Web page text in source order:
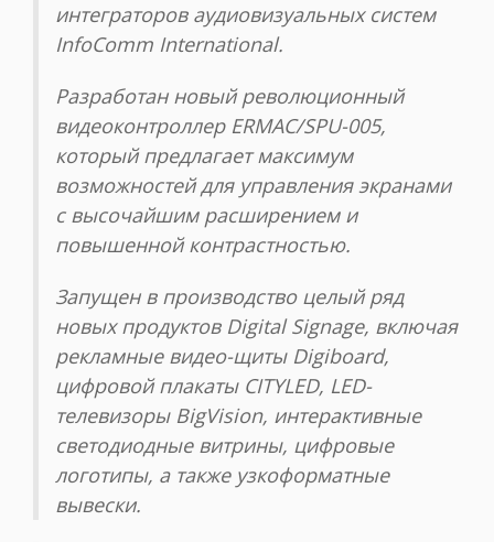
интеграторов аудиовизуальных систем
InfoComm International.
Разработан новый революционный
видеоконтроллер ERMAC/SPU-005,
который предлагает максимум
возможностей для управления экранами
с высочайшим расширением и
повышенной контрастностью.
Запущен в производство целый ряд
новых продуктов Digital Signage, включая
рекламные видео-щиты Digiboard,
цифровой плакаты CITYLED, LED-
телевизоры BigVision, интерактивные
светодиодные витрины, цифровые
логотипы, а также узкоформатные
вывески.